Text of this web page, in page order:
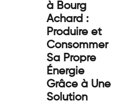
à Bourg
Achard :
Produire et
Consommer
Sa Propre
Énergie
Grâce à Une
Solution